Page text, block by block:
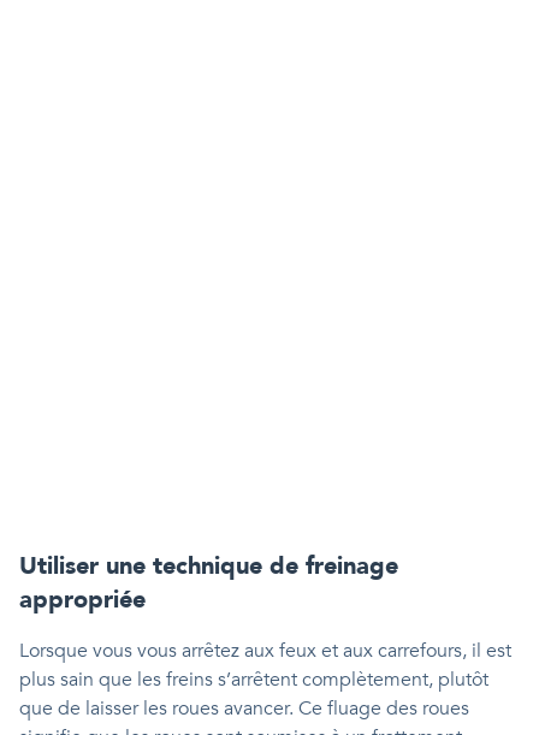
Utiliser une technique de freinage
appropriée
Lorsque vous vous arrêtez aux feux et aux carrefours, il est
plus sain que les freins s’arrêtent complètement, plutôt
que de laisser les roues avancer. Ce fluage des roues